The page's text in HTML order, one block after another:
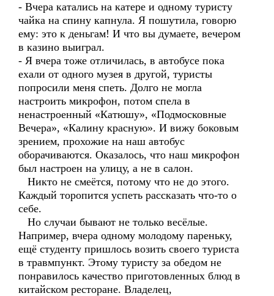
- Вчера катались на катере и одному туристу
чайка на спину капнула. Я пошутила, говорю
ему: это к деньгам! И что вы думаете, вечером
в казино выиграл.
- Я вчера тоже отличилась, в автобусе пока
ехали от одного музея в другой, туристы
попросили меня спеть. Долго не могла
настроить микрофон, потом спела в
ненастроенный «Катюшу», «Подмосковные
Вечера», «Калину красную». И вижу боковым
зрением, прохожие на наш автобус
оборачиваются. Оказалось, что наш микрофон
был настроен на улицу, а не в салон.
Никто не смеётся, потому что не до этого.
Каждый торопится успеть рассказать что-то о
себе.
Но случаи бывают не только весёлые.
Например, вчера одному молодому пареньку,
ещё студенту пришлось возить своего туриста
в травмпункт. Этому туристу за обедом не
понравилось качество приготовленных блюд в
китайском ресторане. Владелец,